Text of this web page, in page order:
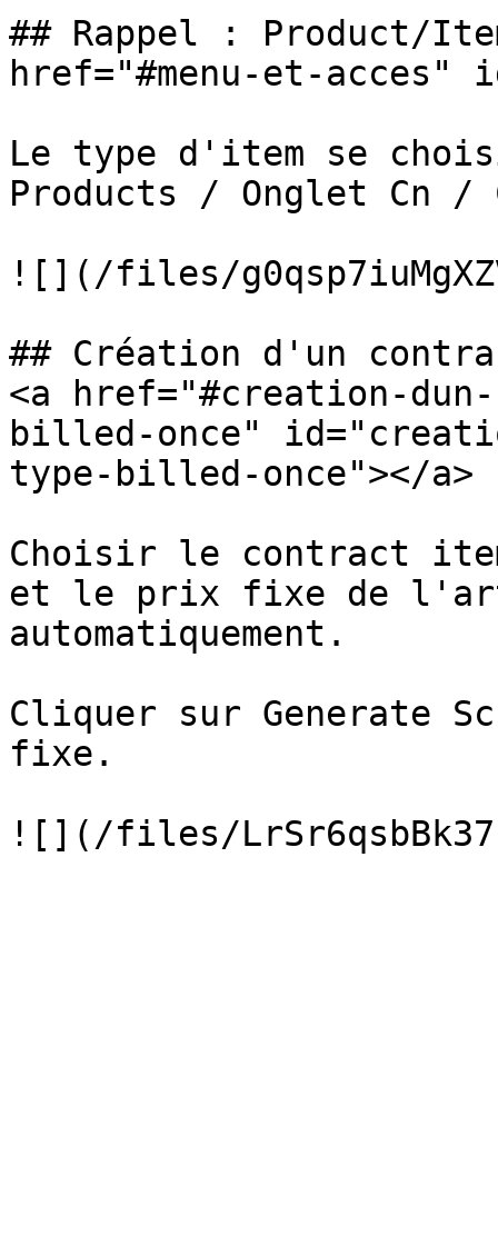
## Rappel : Product/
href="#menu-et-acces"
Le type d'item se
Products / Onglet Cn /
![](/files/
## Création d'un
<a href="#creation-
billed-once"
type-billed-once"></a>
Choisir le contract
et le prix fixe de
automatiquement.
Cliquer sur Generate
fixe.